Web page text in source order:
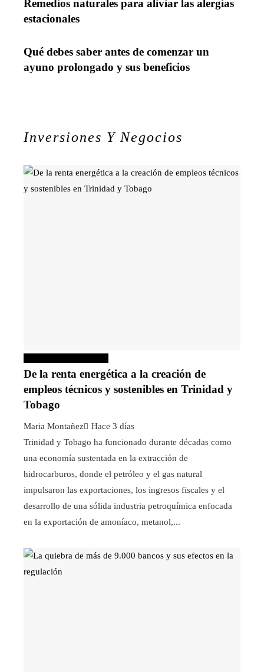
Remedios naturales para aliviar las alergias
estacionales
Qué debes saber antes de comenzar un
ayuno prolongado y sus beneficios
Inversiones Y Negocios
De la renta energética a la creación de
empleos técnicos y sostenibles en Trinidad y
Tobago
Maria Montañez
Hace 3 días
Trinidad y Tobago ha funcionado durante décadas como
una economía sustentada en la extracción de
hidrocarburos, donde el petróleo y el gas natural
impulsaron las exportaciones, los ingresos fiscales y el
desarrollo de una sólida industria petroquímica enfocada
en la exportación de amoníaco, metanol,...